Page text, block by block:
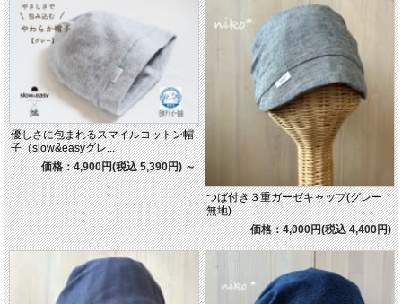
優しさに包まれるスマイルコットン帽
子（slow&easyグレ...
価格：4,900円(税込 5,390円)～
つば付き３重ガーゼキャップ(グレー
無地)
価格：4,000円(税込 4,400円)